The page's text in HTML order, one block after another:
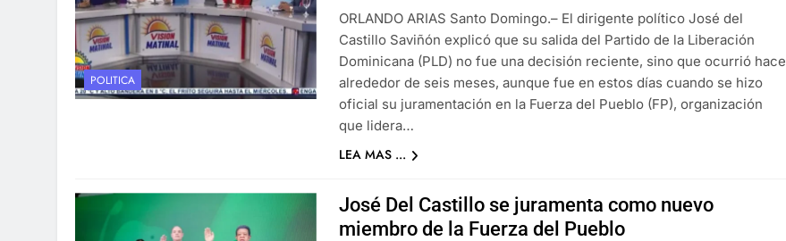
POLITICA
ORLANDO ARIAS Santo Domingo.– El dirigente político José del
Castillo Saviñón explicó que su salida del Partido de la Liberación
Dominicana (PLD) no fue una decisión reciente, sino que ocurrió hace
alrededor de seis meses, aunque fue en estos días cuando se hizo
oficial su juramentación en la Fuerza del Pueblo (FP), organización
que lidera…
LEA MAS ...
José Del Castillo se juramenta como nuevo
miembro de la Fuerza del Pueblo